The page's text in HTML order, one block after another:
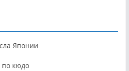
Японии
по кюдо